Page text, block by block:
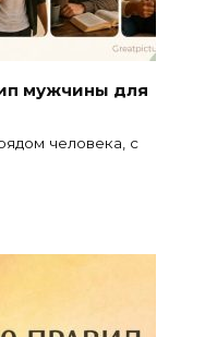
мужчины для
человека, с